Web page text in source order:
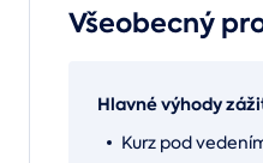
Všeobecný
Hlavné výhody
Kurz pod